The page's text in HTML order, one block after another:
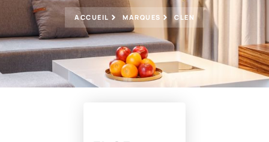
ACCUEIL MARQUES CLEN